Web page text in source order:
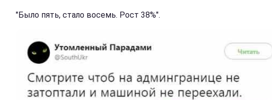
"Было пять, стало восемь. Рост 38%".